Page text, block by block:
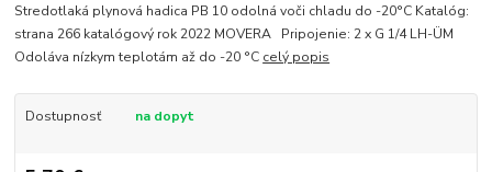
Stredotlaká plynová hadica PB 10 odolná voči chladu do -20°C Katalóg:
strana 266 katalógový rok 2022 MOVERA Pripojenie: 2 x G 1/4 LH-ÜM
Odoláva nízkym teplotám až do -20 °C celý popis
Dostupnosť na dopyt